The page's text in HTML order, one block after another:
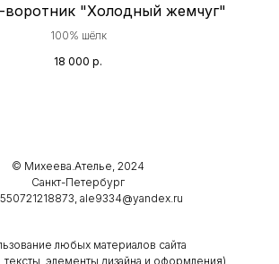
"Холодный жемчуг"
100% шёлк
18 000 р.
© Михеева.Ателье, 2024
Санкт-Петербург
ale9334@yandex.ru
любых материалов сайта
тексты, элементы дизайна и оформления)